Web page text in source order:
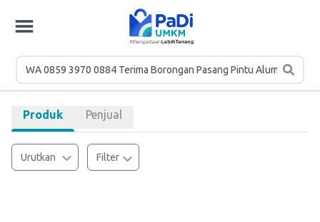
Produk Penjual
Urutkan Filter